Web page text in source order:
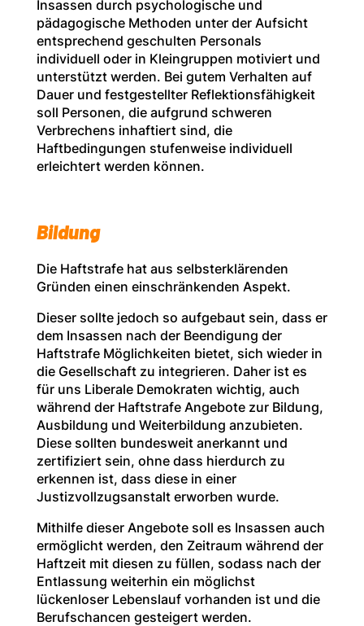
Insassen durch psychologische und
pädagogische Methoden unter der Aufsicht
entsprechend geschulten Personals
individuell oder in Kleingruppen motiviert und
unterstützt werden. Bei gutem Verhalten auf
Dauer und festgestellter Reflektionsfähigkeit
soll Personen, die aufgrund schweren
Verbrechens inhaftiert sind, die
Haftbedingungen stufenweise individuell
erleichtert werden können.
Bildung
Die Haftstrafe hat aus selbsterklärenden
Gründen einen einschränkenden Aspekt.
Dieser sollte jedoch so aufgebaut sein, dass er
dem Insassen nach der Beendigung der
Haftstrafe Möglichkeiten bietet, sich wieder in
die Gesellschaft zu integrieren. Daher ist es
für uns Liberale Demokraten wichtig, auch
während der Haftstrafe Angebote zur Bildung,
Ausbildung und Weiterbildung anzubieten.
Diese sollten bundesweit anerkannt und
zertifiziert sein, ohne dass hierdurch zu
erkennen ist, dass diese in einer
Justizvollzugsanstalt erworben wurde.
Mithilfe dieser Angebote soll es Insassen auch
ermöglicht werden, den Zeitraum während der
Haftzeit mit diesen zu füllen, sodass nach der
Entlassung weiterhin ein möglichst
lückenloser Lebenslauf vorhanden ist und die
Berufschancen gesteigert werden.